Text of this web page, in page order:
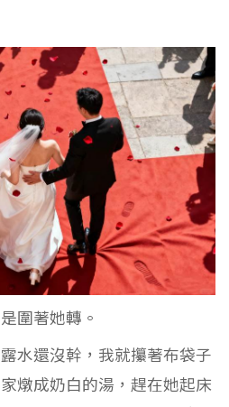
圍著她轉。
水還沒幹，我就攥著布袋子
燉成奶白的湯，趕在她起床